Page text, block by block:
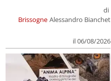
Brissogne
di
Alessandro Bianchet
il 06/08/2026